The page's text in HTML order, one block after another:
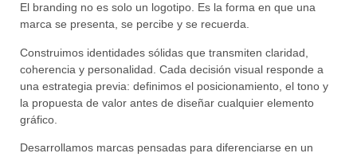
El branding no es solo un logotipo. Es la forma en que una
marca se presenta, se percibe y se recuerda.
Construimos identidades sólidas que transmiten claridad,
coherencia y personalidad. Cada decisión visual responde a
una estrategia previa: definimos el posicionamiento, el tono y
la propuesta de valor antes de diseñar cualquier elemento
gráfico.
Desarrollamos marcas pensadas para diferenciarse en un